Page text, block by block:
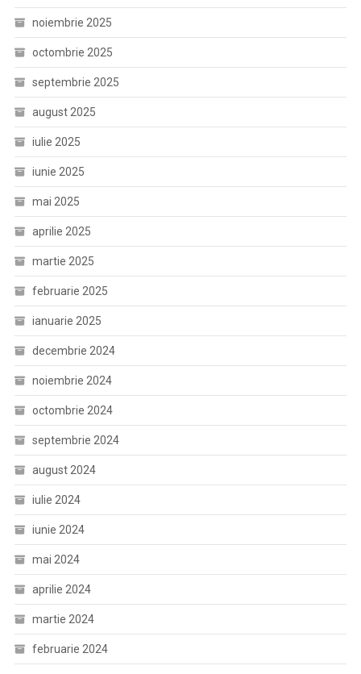
noiembrie 2025
octombrie 2025
septembrie 2025
august 2025
iulie 2025
iunie 2025
mai 2025
aprilie 2025
martie 2025
februarie 2025
ianuarie 2025
decembrie 2024
noiembrie 2024
octombrie 2024
septembrie 2024
august 2024
iulie 2024
iunie 2024
mai 2024
aprilie 2024
martie 2024
februarie 2024